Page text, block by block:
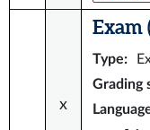
x
Exam
Type:
Grading